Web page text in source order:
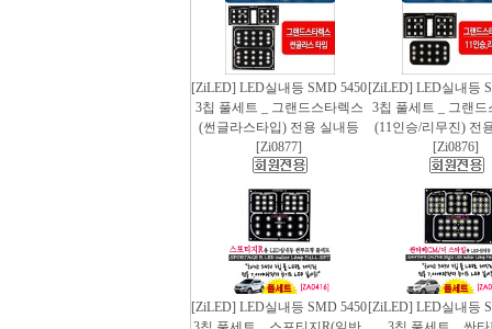
[ZiLED] LED실내등 SMD 5450
3칩 풀세트 _ 그랜드스타렉스
(썬글라스타입) 전용 실내등
[Zi0877]
[ZiLED] LED실내등
3칩 풀세트 _ 그랜드
(11인승/리무진) 전
[Zi0876]
[ZiLED] LED실내등 SMD 5450 [ZiLED] LED실내등